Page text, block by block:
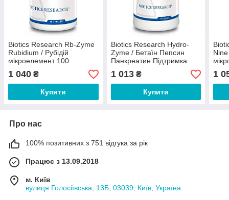
Biotics Research Rb-Zymе
Rubidium / Рубідій
мікроелемент 100
таблеток
1 040 ₴
Купити
Biotics Research Hydro-
Zyme / Бетаїн Пепсин
Панкреатин Підтримка
травлення 90 таблеток
1 013₴
Купити
1
Про нас
100% позитивних з 751 відгука за рік
Працює з 13.09.2018
м. Київ
вулиця Голосіївська, 13Б, 03039, Київ, Україна